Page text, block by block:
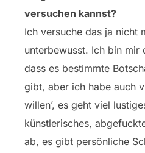
versuchen kannst?
Ich versuche das ja nicht
unterbewusst. Ich bin mir
dass es bestimmte
gibt, aber ich habe auch
willen’, es geht viel
künstlerisches,
ab, es gibt persönliche